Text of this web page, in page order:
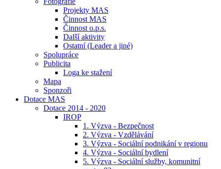
Projekty MAS
Činnost MAS
Činnost o.p.s.
Další aktivity
Ostatní (Leader a jiné)
Spolupráce
Publicita
Loga ke stažení
Mapa
Sponzoři
Dotace MAS
Dotace 2014 - 2020
IROP
1. Výzva - Bezpečnost
2. Výzva - Vzdělávání
3. Výzva - Sociální podnikání v regionu
4. Výzva - Sociální bydlení
5. Výzva - Sociální služby, komunitní